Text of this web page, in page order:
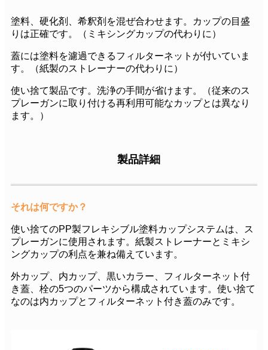
塗料、硬化剤、希釈剤を混ぜ合わせます。カップの目盛
りは正確です。（ミキシングカップの代わりに）
蓋には塗料を濾過できるフィルターネットが付いていま
す。（紙製のストレーナーの代わりに）
使い捨て製品です。洗浄の手間が省けます。（従来のス
プレーガンに取り付ける再利用可能なカップとは異なり
ます。）
製品詳細
それは何ですか？
使い捨てのPP製フレキシブル塗料カップシステムは、ス
プレーガンに使用されます。紙製ストレーナーとミキシ
ングカップの利点を兼ね備えています。
外カップ、内カップ、黒いカラー、フィルターネット付
き蓋、栓の5つのパーツから構成されています。使い捨て
なのは内カップとフィルターネット付き蓋のみです。